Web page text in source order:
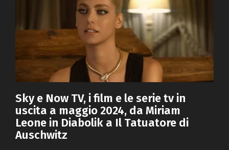
Sky e Now TV, i film e le serie tv in
uscita a maggio 2024, da Miriam
Leone in Diabolik a Il Tatuatore di
Auschwitz